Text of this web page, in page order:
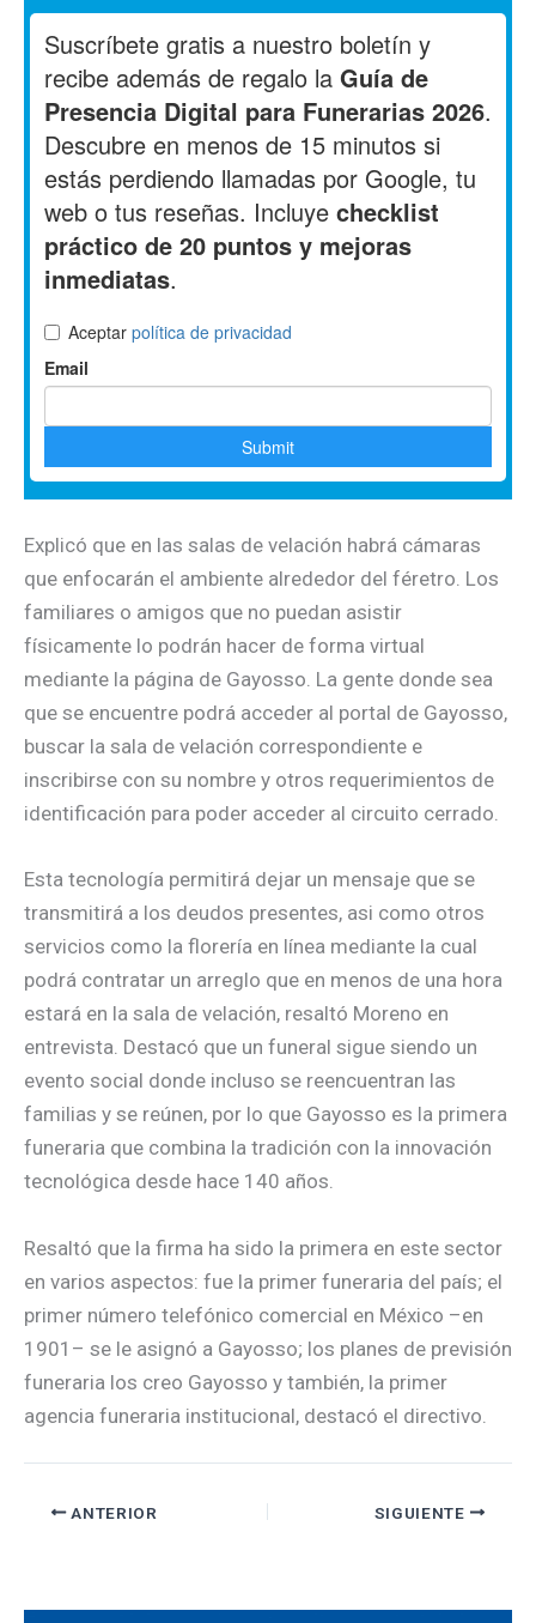
Explicó que en las salas de velación habrá cámaras
que enfocarán el ambiente alrededor del féretro. Los
familiares o amigos que no puedan asistir
físicamente lo podrán hacer de forma virtual
mediante la página de Gayosso. La gente donde sea
que se encuentre podrá acceder al portal de Gayosso,
buscar la sala de velación correspondiente e
inscribirse con su nombre y otros requerimientos de
identificación para poder acceder al circuito cerrado.
Esta tecnología permitirá dejar un mensaje que se
transmitirá a los deudos presentes, asi como otros
servicios como la florería en línea mediante la cual
podrá contratar un arreglo que en menos de una hora
estará en la sala de velación, resaltó Moreno en
entrevista. Destacó que un funeral sigue siendo un
evento social donde incluso se reencuentran las
familias y se reúnen, por lo que Gayosso es la primera
funeraria que combina la tradición con la innovación
tecnológica desde hace 140 años.
Resaltó que la firma ha sido la primera en este sector
en varios aspectos: fue la primer funeraria del país; el
primer número telefónico comercial en México –en
1901– se le asignó a Gayosso; los planes de previsión
funeraria los creo Gayosso y también, la primer
agencia funeraria institucional, destacó el directivo.
ANTERIOR SIGUIENTE